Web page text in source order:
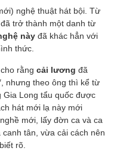
nghệ thuật hát bội. Từ
trở thành một danh từ
này đã khác hẳn với
thức.
rằng cải lương đã
nhưng theo ông thì kể từ
Gia Long tẩu quốc được
hát mới lạ này mới
mới, lấy đờn ca và ca
tân, vừa cải cách nên
rõ.